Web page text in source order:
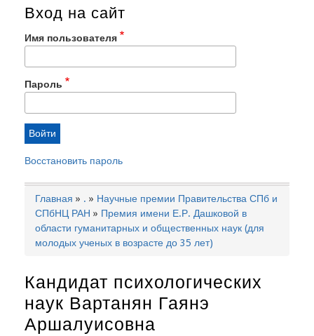
Вход на сайт
Имя пользователя
Пароль
Восстановить пароль
Строка
навигации
Главная .
Научные премии Правительства СПб и
СПбНЦ РАН
Премия имени Е.Р. Дашковой в
области гуманитарных и общественных наук (для
молодых ученых в возрасте до 35 лет)
Кандидат психологических
наук Вартанян Гаянэ
Аршалуисовна